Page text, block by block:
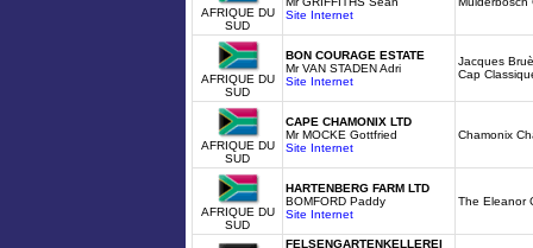
AFRIQUE DU
SUD
Site Internet
AFRIQUE DU
SUD
BON COURAGE ESTATE
Mr VAN STADEN Adri
Site Internet
Jacques
Cap
AFRIQUE DU
SUD
CAPE CHAMONIX LTD
Mr MOCKE Gottfried
Site Internet
Chamonix
AFRIQUE DU
SUD
HARTENBERG FARM LTD
BOMFORD Paddy
Site Internet
The Eleanor
FELSENGARTENKELLEREI